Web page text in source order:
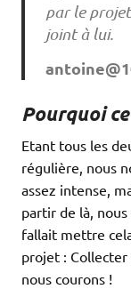
par le
joint à lui.
Pourquoi
Etant tous les
régulière, nous
assez intense,
partir de là,
fallait mettre
projet :
nous courons !